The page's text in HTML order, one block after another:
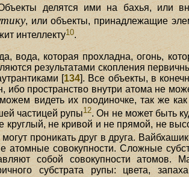
Объекты делятся ими на бахья, или
, или объекты, принадлежащие
интеллекту10.
вода, которая прохладна, огонь,
результатами скопления
[134]. Все объекты, в
пространство внутри атома не
видеть их поодиночке, так же
частицей рупы12. Он не может быть
не кривой и не прямой, не
проникать друг в друга.
совокупности. Сложные
собой совокупности атомов.
субстрата рупы: цвета,